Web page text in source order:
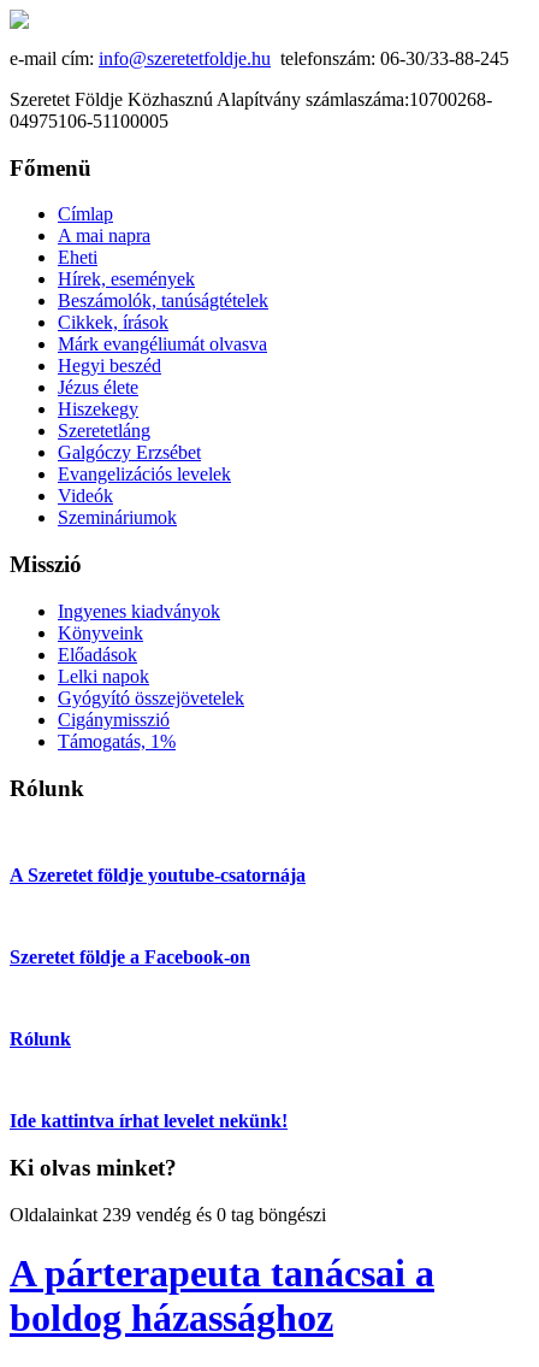
e-mail cím: info@szeretetfoldje.hu telefonszám: 06-30/33-88-245
Szeretet Földje Közhasznú Alapítvány számlaszáma:10700268-
04975106-51100005
Főmenü
Címlap
A mai napra
Eheti
Hírek, események
Beszámolók, tanúságtételek
Cikkek, írások
Márk evangéliumát olvasva
Hegyi beszéd
Jézus élete
Hiszekegy
Szeretetláng
Galgóczy Erzsébet
Evangelizációs levelek
Videók
Szemináriumok
Misszió
Ingyenes kiadványok
Könyveink
Előadások
Lelki napok
Gyógyító összejövetelek
Cigánymisszió
Támogatás, 1%
Rólunk
A Szeretet földje youtube-csatornája
Szeretet földje a Facebook-on
Rólunk
Ide kattintva írhat levelet nekünk!
Ki olvas minket?
Oldalainkat 239 vendég és 0 tag böngészi
A párterapeuta tanácsai a
boldog házassághoz